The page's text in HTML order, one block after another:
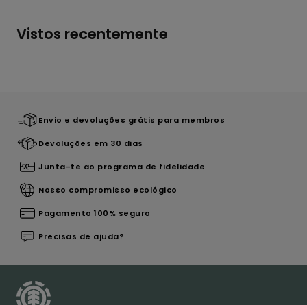
Vistos recentemente
Envio e devoluções grátis para membros
Devoluções em 30 dias
Junta-te ao programa de fidelidade
Nosso compromisso ecológico
Pagamento 100% seguro
Precisas de ajuda?